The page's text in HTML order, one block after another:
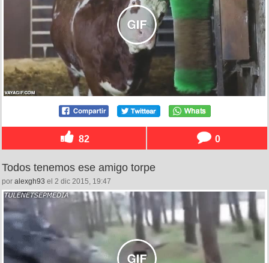
82 0
Todos tenemos ese amigo torpe
por alexgh93 el 2 dic 2015, 19:47